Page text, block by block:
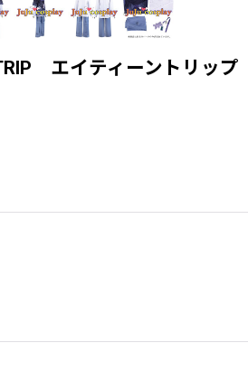
エイティーントリッ